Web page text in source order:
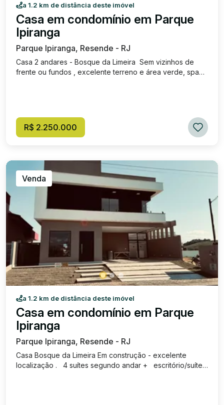
a 1.2 km de distância deste imóvel
Casa em condomínio em Parque
Ipiranga
Parque Ipiranga, Resende - RJ
Casa 2 andares - Bosque da Limeira Sem vizinhos de
frente ou fundos , excelente terreno e área verde, spa
R$ 2.250.000
Venda
a 1.2 km de distância deste imóvel
Casa em condomínio em Parque
Ipiranga
Parque Ipiranga, Resende - RJ
Casa Bosque da Limeira Em construção - excelente
localização . 4 suítes segundo andar + escritório/suíte